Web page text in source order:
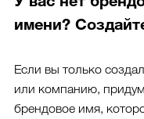
имени?
Если вы только
или компанию,
брендовое имя,